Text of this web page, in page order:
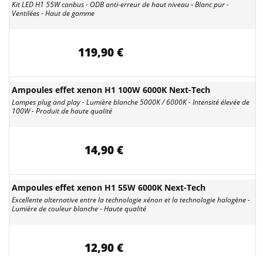
Kit LED H1 55W canbus - ODB anti-erreur de haut niveau - Blanc pur -
Ventilées - Haut de gamme
119,90 €
Ampoules effet xenon H1 100W 6000K Next-Tech
Lampes plug and play - Lumière blanche 5000K / 6000K - Intensité élevée de
100W - Produit de haute qualité
14,90 €
Ampoules effet xenon H1 55W 6000K Next-Tech
Excellente alternative entre la technologie xénon et la technologie halogène -
Lumière de couleur blanche - Haute qualité
12,90 €